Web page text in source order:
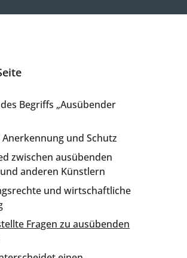
Begriffs „Ausübender
Anerkennung und Schutz
zwischen ausübenden
anderen Künstlern
und wirtschaftliche
Fragen zu ausübenden